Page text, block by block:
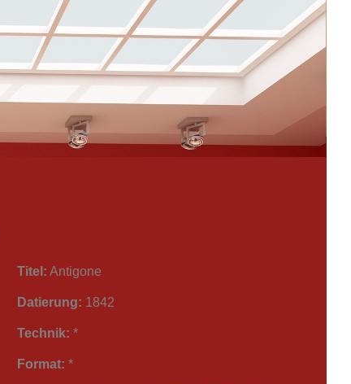
Titel: Antigone
Datierung: 1842
Technik: *
Format: *